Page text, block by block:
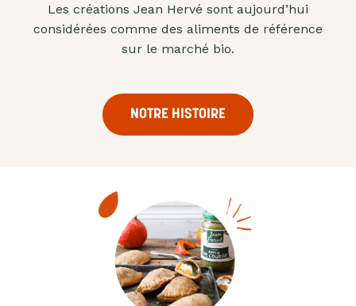
Les créations Jean Hervé sont aujourd’hui
considérées comme des aliments de référence
sur le marché bio.
NOTRE HISTOIRE